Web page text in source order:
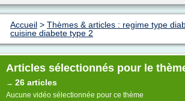
Accueil > Thèmes & articles : regime type
cuisine diabete type 2
Articles sélectionnés pour le
→ 26 articles
Aucune vidéo sélectionnée pour ce thème